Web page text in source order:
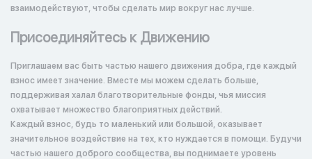
взаимодействуют, чтобы сделать мир вокруг нас лучше.
Присоединяйтесь к Движению
Приглашаем вас быть частью нашего движения добра, где каждый
взнос имеет значение. Вместе мы можем сделать больше,
поддерживая халал благотворительные фонды, чья миссия
охватывает множество благоприятных действий.
Каждый взнос, будь то маленький или большой, оказывает
значительное воздействие на тех, кто нуждается в помощи. Будучи
частью нашего доброго сообщества, вы поднимаете уровень